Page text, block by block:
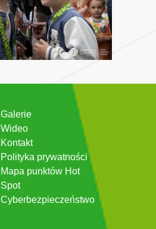
Galerie
Wideo
Kontakt
Polityka prywatności
Mapa punktów Hot
Spot
Cyberbezpieczeństwo